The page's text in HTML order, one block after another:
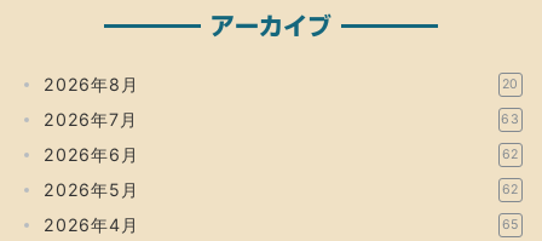
アーカイブ
2026年8月 20
2026年7月 63
2026年6月 62
2026年5月 62
2026年4月 65